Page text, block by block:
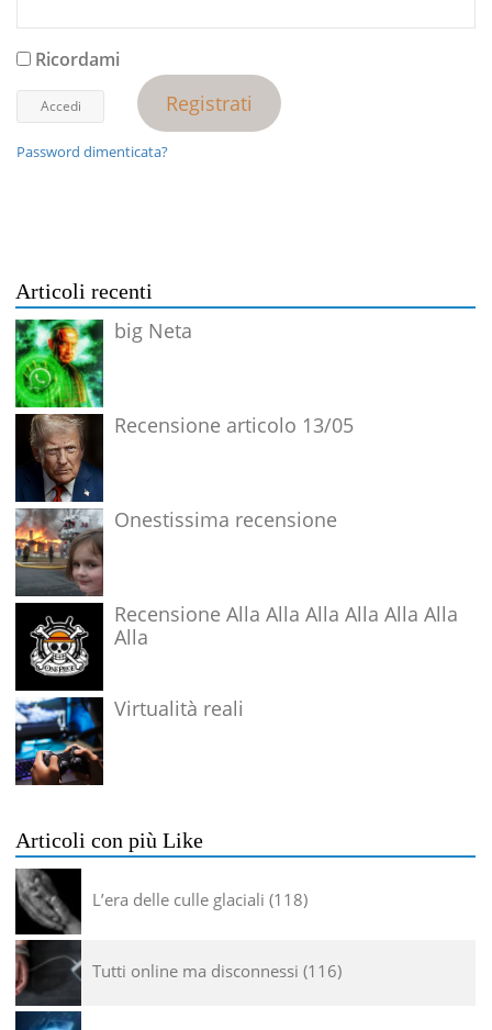
Ricordami
Registrati
Password dimenticata?
Articoli recenti
big Neta
Recensione articolo 13/05
Onestissima recensione
Recensione Alla Alla Alla Alla Alla Alla
Alla
Virtualità reali
Articoli con più Like
L’era delle culle glaciali 118
Tutti online ma disconnessi 116